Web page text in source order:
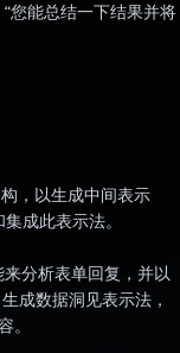
您能总结一下结果并将
，以生成中间表示
成此表示法。
分析表单回复，并以
成数据洞见表示法，
。